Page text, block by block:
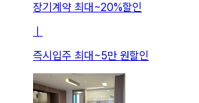
장기계약 최대 ~20%할인
즉시입주 최대 ~5만 원할인